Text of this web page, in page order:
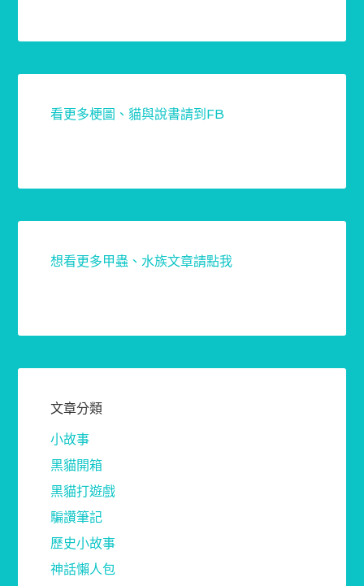
看更多梗圖、貓與說書請到FB
想看更多甲蟲、水族文章請點我
文章分類
小故事
黑貓開箱
黑貓打遊戲
騙讚筆記
歷史小故事
神話懶人包